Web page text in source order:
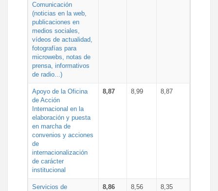
Comunicación
(noticias en la web,
publicaciones en
medios sociales,
vídeos de actualidad,
fotografías para
microwebs, notas de
prensa, informativos
de radio...)
Apoyo de la Oficina
de Acción
Internacional en la
elaboración y puesta
en marcha de
convenios y acciones
de
internacionalización
de carácter
institucional
8,87 8,99 8,87
Servicios de
8,86 8,56 8,35